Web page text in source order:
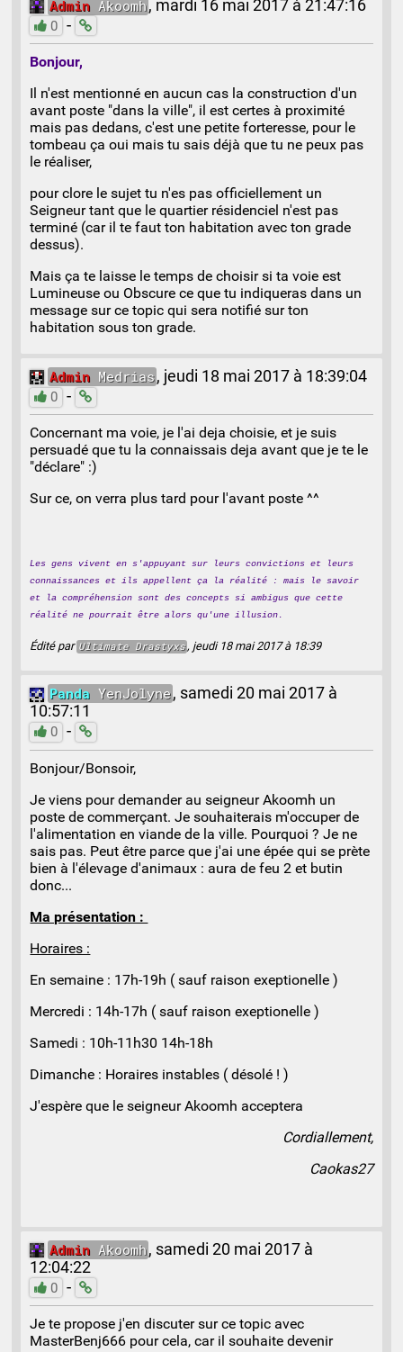
Admin Akoomh, mardi 16 mai 2017 à 21:47:16
0 -
Bonjour,
Il n'est mentionné en aucun cas la construction d'un
avant poste "dans la ville", il est certes à proximité
mais pas dedans, c'est une petite forteresse, pour le
tombeau ça oui mais tu sais déjà que tu ne peux pas
le réaliser,
pour clore le sujet tu n'es pas officiellement un
Seigneur tant que le quartier résidenciel n'est pas
terminé (car il te faut ton habitation avec ton grade
dessus).
Mais ça te laisse le temps de choisir si ta voie est
Lumineuse ou Obscure ce que tu indiqueras dans un
message sur ce topic qui sera notifié sur ton
habitation sous ton grade.
Admin Medrias, jeudi 18 mai 2017 à 18:39:04
0 -
Concernant ma voie, je l'ai deja choisie, et je suis
persuadé que tu la connaissais deja avant que je te le
"déclare" :)
Sur ce, on verra plus tard pour l'avant poste ^^
Les gens vivent en s'appuyant sur leurs convictions et leurs
connaissances et ils appellent ça la réalité : mais le savoir
et la compréhension sont des concepts si ambigus que cette
réalité ne pourrait être alors qu'une illusion.
Édité parUltimateDrastyxs, jeudi 18 mai 2017 à 18:39
Panda YenJolyne, samedi 20 mai 2017 à
10:57:11
0 -
Bonjour/Bonsoir,
Je viens pour demander au seigneur Akoomh un
poste de commerçant. Je souhaiterais m'occuper de
l'alimentation en viande de la ville. Pourquoi ? Je ne
sais pas. Peut être parce que j'ai une épée qui se prète
bien à l'élevage d'animaux : aura de feu 2 et butin
donc...
Ma présentation :
Horaires :
En semaine : 17h-19h ( sauf raison exeptionelle )
Mercredi : 14h-17h ( sauf raison exeptionelle )
Samedi : 10h-11h30 14h-18h
Dimanche : Horaires instables ( désolé ! )
J'espère que le seigneur Akoomh acceptera
Cordiallement,
Caokas27
Admin Akoomh, samedi 20 mai 2017 à
12:04:22
0 -
Je te propose j'en discuter sur ce topic avec
MasterBenj666 pour cela, car il souhaite devenir